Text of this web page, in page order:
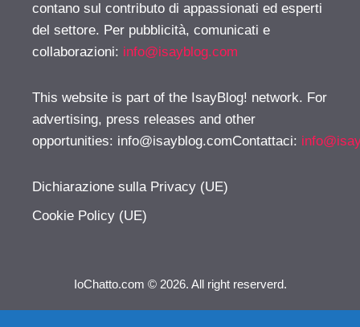
contano sul contributo di appassionati ed esperti
del settore. Per pubblicità, comunicati e
collaborazioni: info@isayblog.com
This website is part of the IsayBlog! network. For
advertising, press releases and other
opportunities: info@isayblog.comContattaci:
Dichiarazione sulla Privacy (UE)
Cookie Policy (UE)
IoChatto.com © 2026. All right reserverd.